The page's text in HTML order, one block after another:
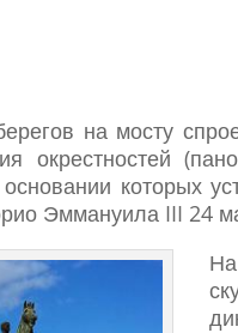
на мосту
окрестностей
основании которых
Эммануила III 24